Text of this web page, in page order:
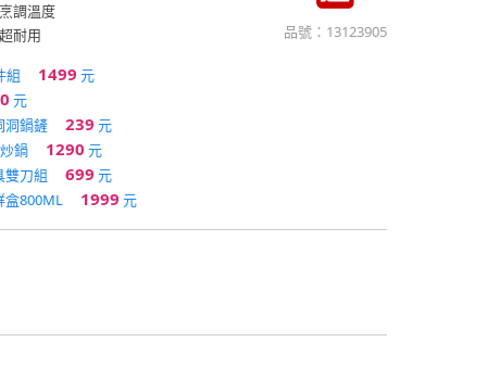
調溫度
耐用
品號： 13123905
組 1499 元
元
洞鍋鏟
239 元
鍋
1290 元
雙刀組
699 元
盒800ML
1999 元